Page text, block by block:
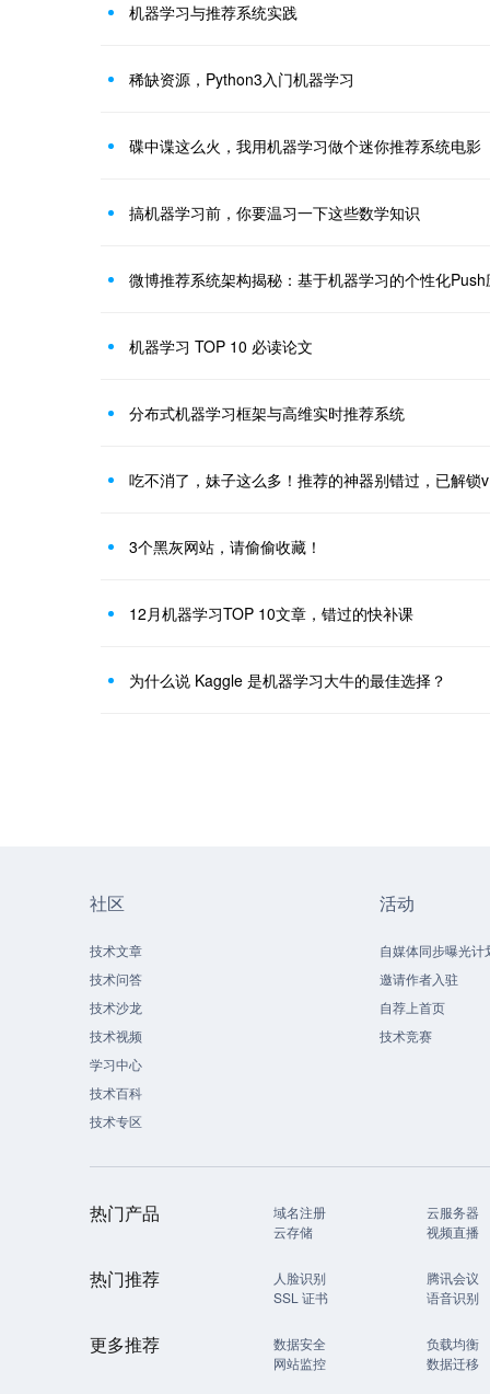
机器学习与推荐系统实践
稀缺资源，Python3入门机器学习
碟中谍这么火，我用机器学习做个迷你推荐系统电影
搞机器学习前，你要温习一下这些数学知识
微博推荐系统架构揭秘：基于机器学习的个性化
机器学习 TOP 10 必读论文
分布式机器学习框架与高维实时推荐系统
吃不消了，妹子这么多！推荐的神器别错过，已解锁
3个黑灰网站，请偷偷收藏！
12月机器学习TOP 10文章，错过的快补课
为什么说 Kaggle 是机器学习大牛的最佳选择？
社区
技术文章
技术问答
技术沙龙
技术视频
学习中心
技术百科
技术专区
活动
自媒体同步曝光计
邀请作者入驻
自荐上首页
技术竞赛
热门产品 域名注册
云服务器
云存储
视频直播
热门推荐 人脸识别
腾讯会议
SSL 证书
语音识别
更多推荐 数据安全
负载均衡
网站监控
数据迁移